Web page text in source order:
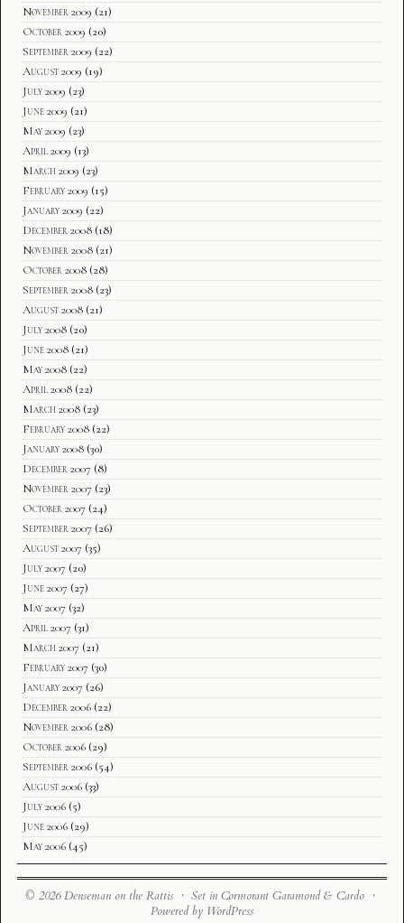
November 2009 (21)
October 2009 (20)
September 2009 (22)
August 2009 (19)
July 2009 (23)
June 2009 (21)
May 2009 (23)
April 2009 (13)
March 2009 (23)
February 2009 (15)
January 2009 (22)
December 2008 (18)
November 2008 (21)
October 2008 (28)
September 2008 (23)
August 2008 (21)
July 2008 (20)
June 2008 (21)
May 2008 (22)
April 2008 (22)
March 2008 (23)
February 2008 (22)
January 2008 (30)
December 2007 (8)
November 2007 (23)
October 2007 (24)
September 2007 (26)
August 2007 (35)
July 2007 (20)
June 2007 (27)
May 2007 (32)
April 2007 (31)
March 2007 (21)
February 2007 (30)
January 2007 (26)
December 2006 (22)
November 2006 (28)
October 2006 (29)
September 2006 (54)
August 2006 (33)
July 2006 (5)
June 2006 (29)
May 2006 (45)
© 2026 Denseman on the Rattis · Set in Cormorant Garamond & Cardo ·
Powered by WordPress